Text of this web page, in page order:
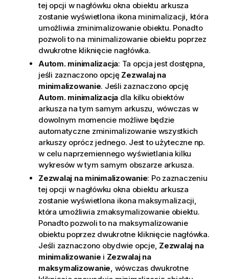
tej opcji w nagłówku okna obiektu arkusza
zostanie wyświetlona ikona minimalizacji, która
umożliwia zminimalizowanie obiektu. Ponadto
pozwoli to na minimalizowanie obiektu poprzez
dwukrotne kliknięcie nagłówka.
Autom. minimalizacja: Ta opcja jest dostępna,
jeśli zaznaczono opcję Zezwalaj na
minimalizowanie. Jeśli zaznaczono opcję
Autom. minimalizacja dla kilku obiektów
arkusza na tym samym arkuszu, wówczas w
dowolnym momencie możliwe będzie
automatyczne zminimalizowanie wszystkich
arkuszy oprócz jednego. Jest to użyteczne np.
w celu naprzemiennego wyświetlania kilku
wykresów w tym samym obszarze arkusza.
Zezwalaj na minimalizowanie: Po zaznaczeniu
tej opcji w nagłówku okna obiektu arkusza
zostanie wyświetlona ikona maksymalizacji,
która umożliwia zmaksymalizowanie obiektu.
Ponadto pozwoli to na maksymalizowanie
obiektu poprzez dwukrotne kliknięcie nagłówka.
Jeśli zaznaczono obydwie opcje, Zezwalaj na
minimalizowanie i Zezwalaj na
maksymalizowanie, wówczas dwukrotne